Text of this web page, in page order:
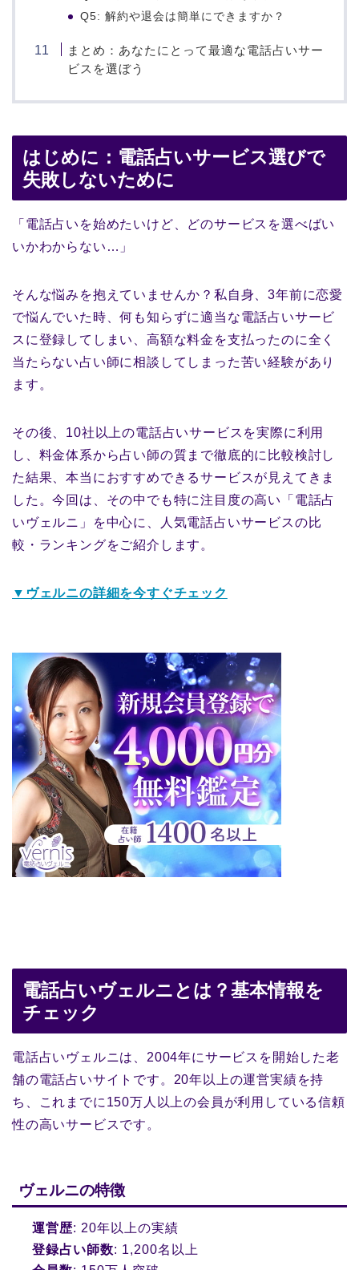
Q5: 解約や退会は簡単にできますか？
まとめ：あなたにとって最適な電話占いサー
ビスを選ぼう
はじめに：電話占いサービス選びで
失敗しないために
「電話占いを始めたいけど、どのサービスを選べばい
いかわからない…」
そんな悩みを抱えていませんか？私自身、3年前に恋愛
で悩んでいた時、何も知らずに適当な電話占いサービ
スに登録してしまい、高額な料金を支払ったのに全く
当たらない占い師に相談してしまった苦い経験があり
ます。
その後、10社以上の電話占いサービスを実際に利用
し、料金体系から占い師の質まで徹底的に比較検討し
た結果、本当におすすめできるサービスが見えてきま
した。今回は、その中でも特に注目度の高い「電話占
いヴェルニ」を中心に、人気電話占いサービスの比
較・ランキングをご紹介します。
▼ヴェルニの詳細を今すぐチェック
電話占いヴェルニとは？基本情報を
チェック
電話占いヴェルニは、2004年にサービスを開始した老
舗の電話占いサイトです。20年以上の運営実績を持
ち、これまでに150万人以上の会員が利用している信頼
性の高いサービスです。
ヴェルニの特徴
運営歴: 20年以上の実績
登録占い師数: 1,200名以上